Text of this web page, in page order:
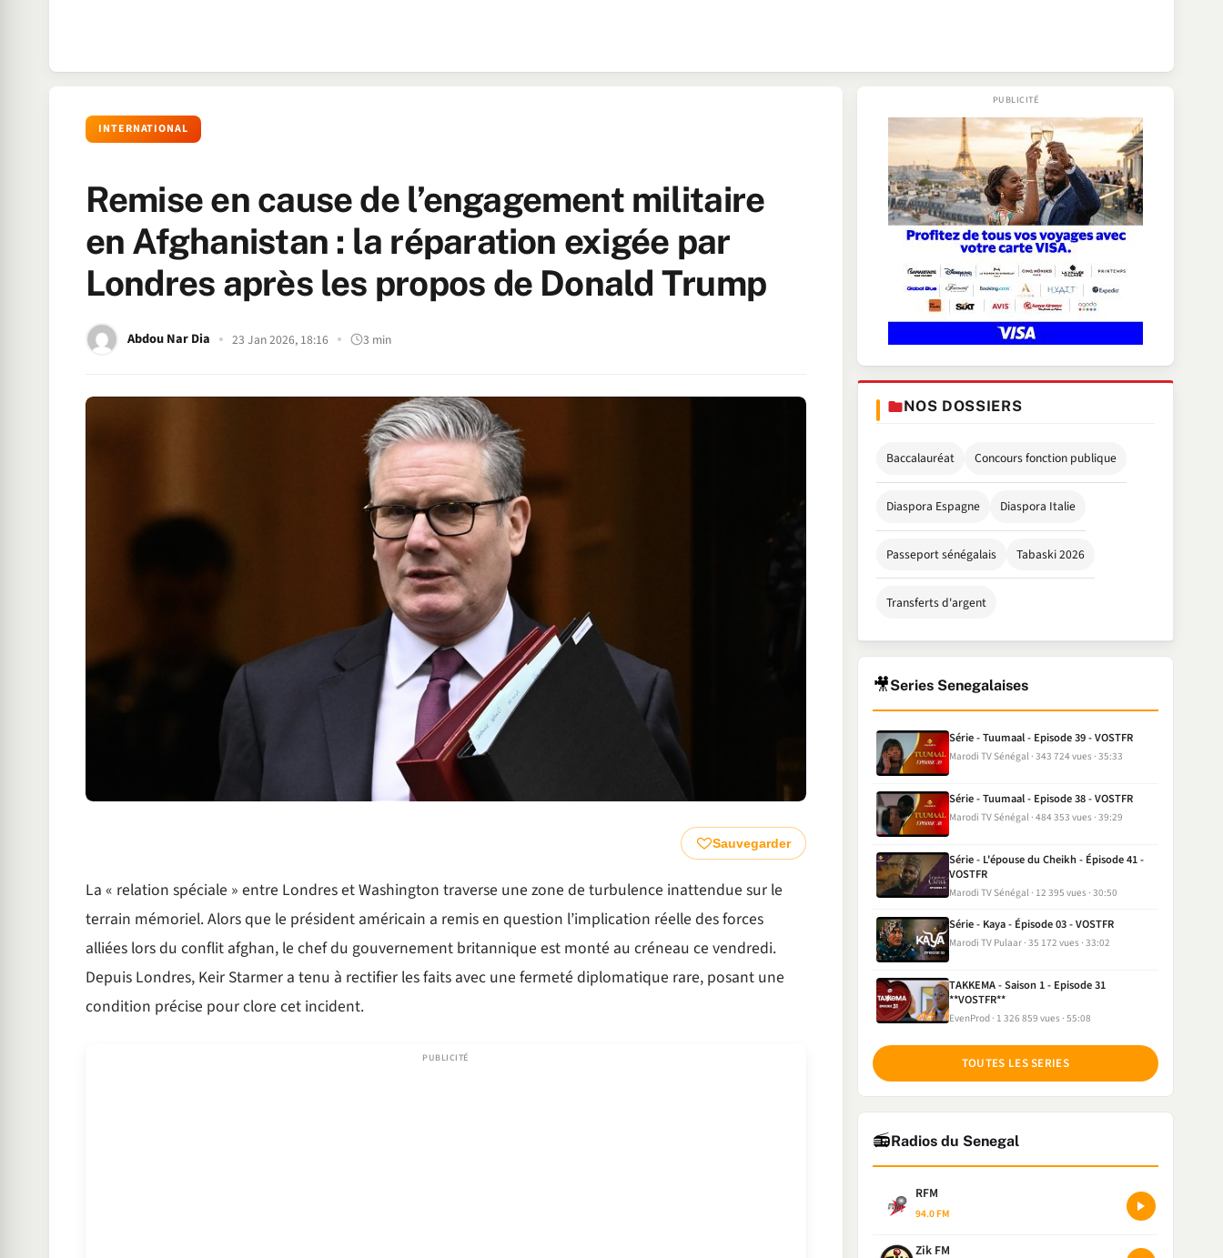
INTERNATIONAL
Remise en cause de l’engagement militaire
en Afghanistan : la réparation exigée par
Londres après les propos de Donald Trump
Abdou Nar Dia 23 Jan 2026, 18:16 3 min
Sauvegarder
La « relation spéciale » entre Londres et Washington traverse une zone de turbulence inattendue sur le
terrain mémoriel. Alors que le président américain a remis en question l’implication réelle des forces
alliées lors du conflit afghan, le chef du gouvernement britannique est monté au créneau ce vendredi.
Depuis Londres, Keir Starmer a tenu à rectifier les faits avec une fermeté diplomatique rare, posant une
condition précise pour clore cet incident.
NOS DOSSIERS
Baccalauréat Concours fonction publique
Diaspora Espagne Diaspora Italie
Passeport sénégalais Tabaski 2026
Transferts d'argent
🎥Series Senegalaises
Série - Tuumaal - Episode 39 - VOSTFR
Marodi TV Sénégal 343 724 vues 35:33
Série - Tuumaal - Episode 38 - VOSTFR
Marodi TV Sénégal 484 353 vues 39:29
Série - L'épouse du Cheikh - Épisode 41 -
VOSTFR
Marodi TV Sénégal 12 395 vues 30:50
Série - Kaya - Épisode 03 - VOSTFR
Marodi TV Pulaar 35 172 vues 33:02
TAKKEMA - Saison 1 - Episode 31
**VOSTFR**
EvenProd 1 326 859 vues 55:08
TOUTES LES SERIES
📻Radios du Senegal
RFM
94.0 FM
Zik FM